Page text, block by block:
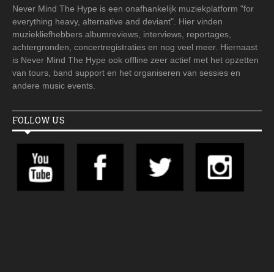
Never Mind The Hype is een onafhankelijk muziekplatform "for
everything heavy, alternative and deviant". Hier vinden
muziekliefhebbers albumreviews, interviews, reportages,
achtergronden, concertregistraties en nog veel meer. Hiernaast
is Never Mind The Hype ook offline zeer actief met het opzetten
van tours, band support en het organiseren van sessies en
andere music events.
FOLLOW US